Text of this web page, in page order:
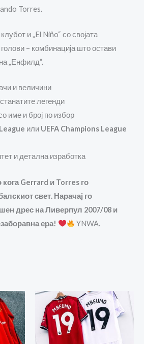
Torres.
и „El Niño“ со својата
– комбинација што остави
„Енфилд“.
и величини
легенди
име и број по избор
или UEFA Champions League
и детална изработка
Gerrard и Torres го
свет. Нарачај го
дрес на Ливерпул 2007/08 и
ера!
YNWA.